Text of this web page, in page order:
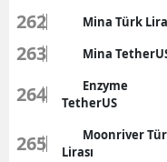
262 Mina Türk
263 Mina
264
Enzyme
TetherUS
265
Moonriver
Lirası